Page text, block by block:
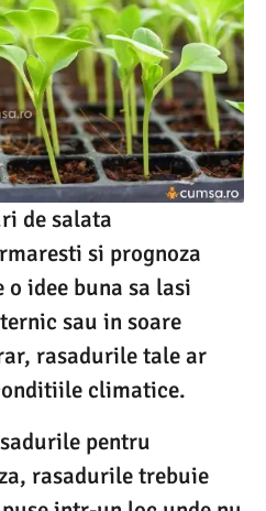
de salata
si prognoza
o idee buna sa lasi
sau in soare
rasadurile tale ar
climatice.
pentru
rasadurile trebuie